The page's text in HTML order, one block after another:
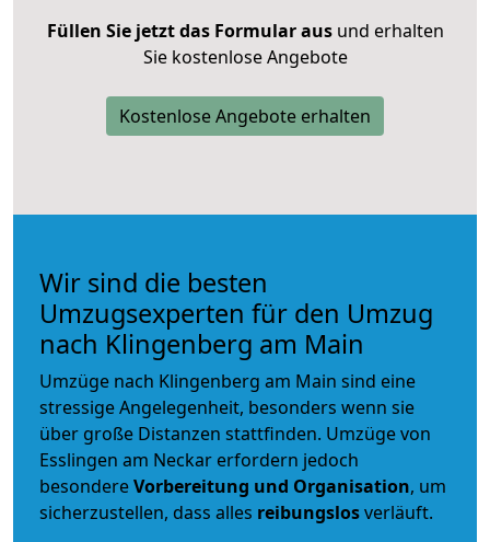
Füllen Sie jetzt das Formular ausund erhalten
Sie kostenlose Angebote
Kostenlose Angebote erhalten
Wir sind die besten
Umzugsexperten für den Umzug
nach Klingenberg am Main
Umzüge nach Klingenberg am Main sind eine
stressige Angelegenheit, besonders wenn sie
über große Distanzen stattfinden. Umzüge von
Esslingen am Neckar erfordern jedoch
besondereVorbereitung und Organisation, um
sicherzustellen, dass alles reibungslosverläuft.